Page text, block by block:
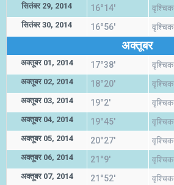
सितंबर 29, 2014 16°14' वृश्चिक
सितंबर 30, 2014 16°56' वृश्चिक
अक्तूबर
अक्तूबर 01, 2014 17°38' वृश्चिक
अक्तूबर 02, 2014 18°20' वृश्चिक
अक्तूबर 03, 2014 19°2' वृश्चिक
अक्तूबर 04, 2014 19°45' वृश्चिक
अक्तूबर 05, 2014 20°27' वृश्चिक
अक्तूबर 06, 2014 21°9' वृश्चिक
अक्तूबर 07, 2014 21°52' वृश्चिक